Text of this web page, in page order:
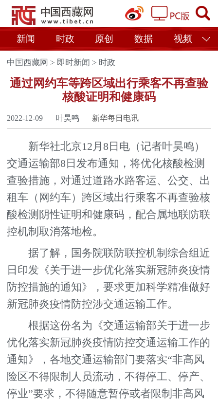
新闻 时政 原创 数据 视频
中国西藏网 > 即时新闻 > 时政
通过网约车等跨区域出行乘客不再查验
核酸证明和健康码
2022-12-09 叶昊鸣 新华每日电讯
新华社北京12月8日电（记者叶昊鸣）
交通运输部8日发布通知，将优化核酸检测
查验措施，对通过道路水路客运、公交、出
租车（网约车）跨区域出行乘客不再查验核
酸检测阴性证明和健康码，配合属地联防联
控机制取消落地检。
据了解，国务院联防联控机制综合组近
日印发《关于进一步优化落实新冠肺炎疫情
防控措施的通知》，要求更加科学精准做好
新冠肺炎疫情防控涉交通运输工作。
根据这份名为《交通运输部关于进一步
优化落实新冠肺炎疫情防控交通运输工作的
通知》，各地交通运输部门要落实“非高风
险区不得限制人员流动，不得停工、停产、
停业”要求，不得随意暂停或者限制非高风